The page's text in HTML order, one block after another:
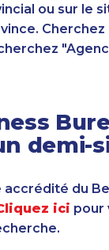
ou sur le
demi-
du
ici pour